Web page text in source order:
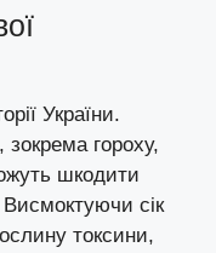
України.
гороху,
шкодити
сік
токсини,